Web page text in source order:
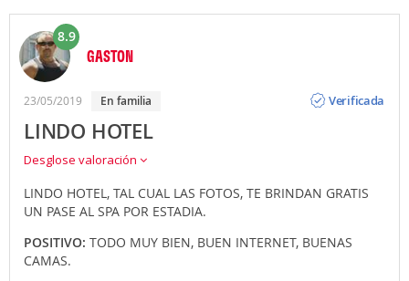
8.9
GASTON
23/05/2019 en familia
Verificada
LINDO HOTEL
Desglose valoración
LINDO HOTEL, TAL CUAL LAS FOTOS, TE BRINDAN GRATIS
UN PASE AL SPA POR ESTADIA.
POSITIVO: TODO MUY BIEN, BUEN INTERNET, BUENAS
CAMAS.